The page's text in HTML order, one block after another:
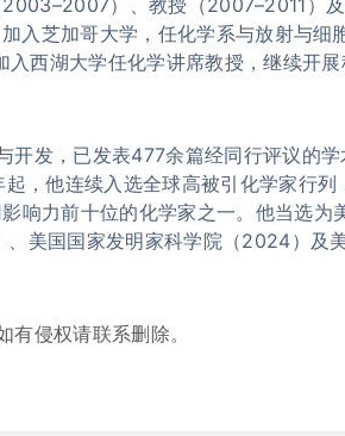
）、教授（2007–2011）
入芝加哥大学，任化学系与放射与细
西湖大学任化学讲席教授，继续开
开发，已发表477余篇经同行评议的
，他连续入选全球高被引化学家行列
响力前十位的化学家之一。他当选为
美国国家发明家科学院（2024）及
侵权请联系删除。